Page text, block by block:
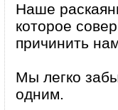
Наше
которое
причинить
Мы легко
одним.